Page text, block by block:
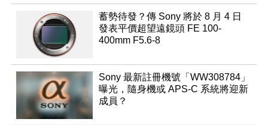
蓄勢待發？傳 Sony 將於 8 月 4 日
發表平價超望遠鏡頭 FE 100-
400mm F5.6-8
Sony 最新註冊機號「WW308784」
曝光，隨身機或 APS-C 系統將迎新
成員？